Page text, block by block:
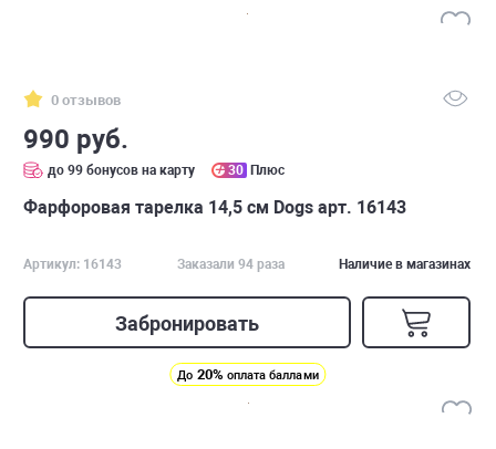
0 отзывов
990 руб.
до 99 бонусов на карту 30 Плюс
Фарфоровая тарелка 14,5 см Dogs арт. 16143
Артикул: 16143 Заказали 94 раза Наличие в магазинах
Забронировать
До 20% оплата баллами